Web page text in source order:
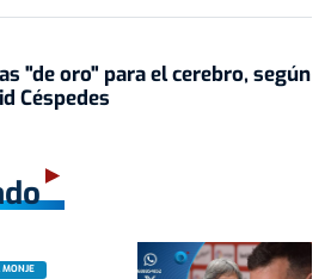
"de oro" para el cerebro, según
Céspedes
MONJE